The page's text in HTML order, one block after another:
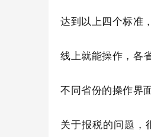
达到以上四个标准
线上就能操作，各
不同省份的操作界
关于报税的问题，